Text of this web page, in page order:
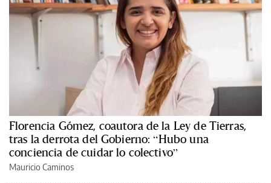
Florencia Gómez, coautora de la Ley de Tierras,
tras la derrota del Gobierno: “Hubo una
conciencia de cuidar lo colectivo”
Mauricio Caminos